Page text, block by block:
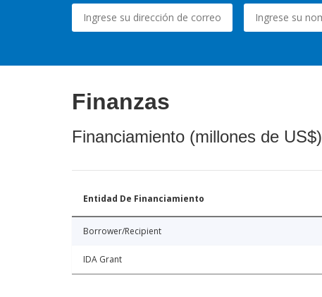
Finanzas
Financiamiento (millones de US$)
Entidad De Financiamiento
Borrower/Recipient
IDA Grant